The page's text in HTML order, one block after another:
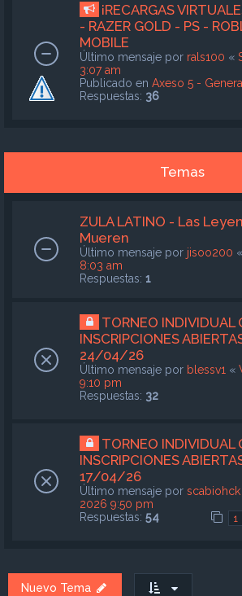
¡RECARGAS
- RAZER GOLD - PS -
MOBILE
Último mensaje por rals100 «
3:07 am
Publicado en Axeso 5 -
Respuestas: 36
Temas
ZULA LATINO - Las
Mueren
Último mensaje por jisoo200 «
8:03 am
Respuestas: 1
TORNEO
INSCRIPCIONES
24/04/26
Último mensaje por blessv1 «
9:10 pm
Respuestas: 32
TORNEO
INSCRIPCIONES
17/04/26
Último mensaje por scabiohck
2026 9:50 pm
Respuestas: 54 1
Nuevo Tema